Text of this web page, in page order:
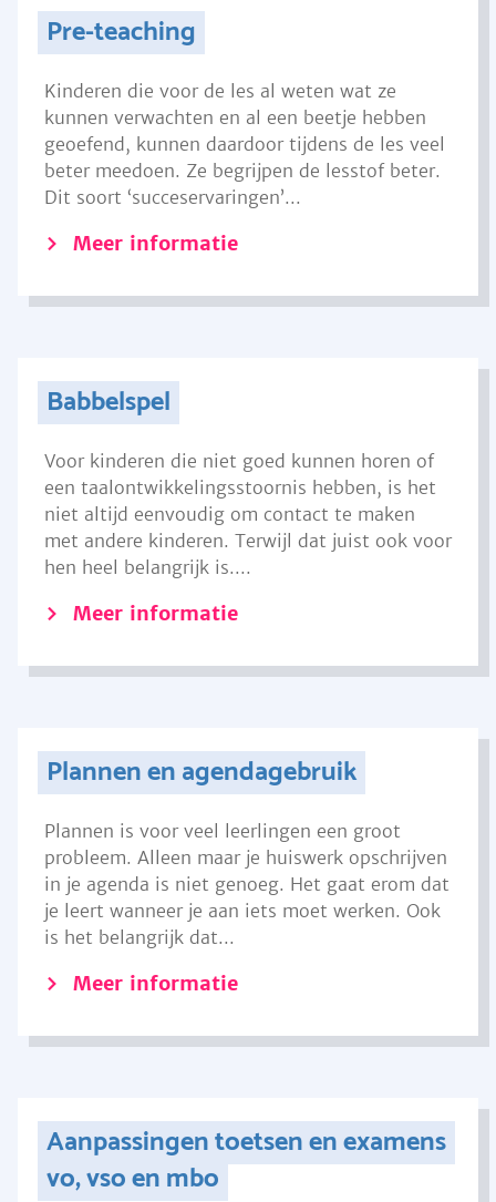
Pre-teaching
Kinderen die voor de les al weten wat ze
kunnen verwachten en al een beetje hebben
geoefend, kunnen daardoor tijdens de les veel
beter meedoen. Ze begrijpen de lesstof beter.
Dit soort ‘succeservaringen’...
Meer informatie
Babbelspel
Voor kinderen die niet goed kunnen horen of
een taalontwikkelingsstoornis hebben, is het
niet altijd eenvoudig om contact te maken
met andere kinderen. Terwijl dat juist ook voor
hen heel belangrijk is....
Meer informatie
Plannen en agendagebruik
Plannen is voor veel leerlingen een groot
probleem. Alleen maar je huiswerk opschrijven
in je agenda is niet genoeg. Het gaat erom dat
je leert wanneer je aan iets moet werken. Ook
is het belangrijk dat...
Meer informatie
Aanpassingen toetsen en examens
vo, vso en mbo